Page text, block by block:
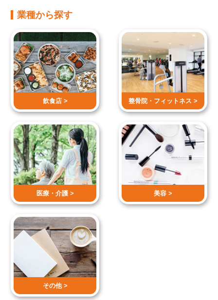
業種から探す
飲食店 > 整骨院・ フィットネス >
医療・介護 > 美容 >
その他 >